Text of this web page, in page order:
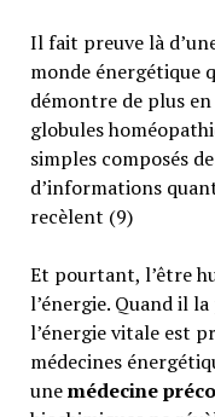
Il fait preuve là
monde énergétique
démontre de plus
globules
simples composés
d’informations
recèlent (9)
Et pourtant, l’être
l’énergie. Quand il
l’énergie vitale est
médecines
unemédecine